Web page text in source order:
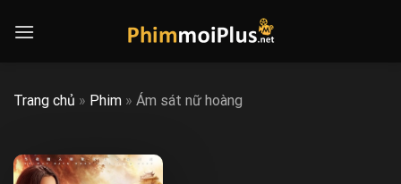
Trang chủ » Phim » Ám sát nữ hoàng